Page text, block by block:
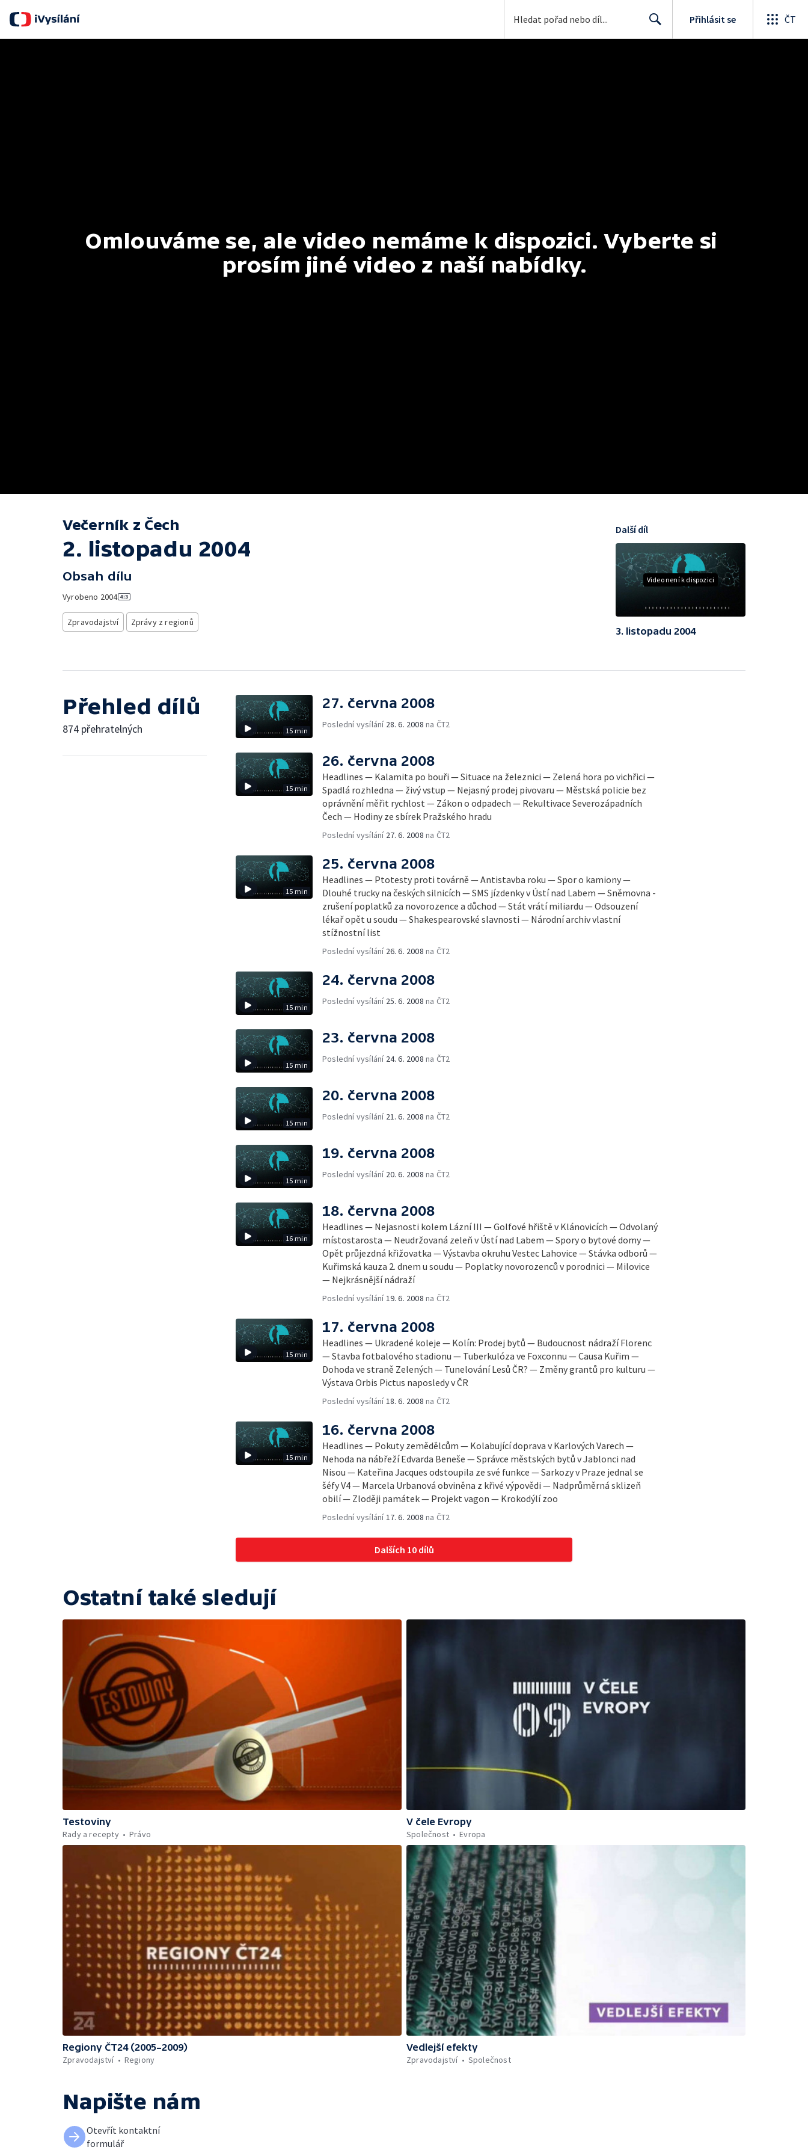
Přihlásit se ČT
Omlouváme se, ale video nemáme k dispozici. Vyberte si
prosím jiné video z naší nabídky.
Večerník z Čech
2. listopadu 2004
Obsah dílu
Vyrobeno 2004
Zpravodajství Zprávy z regionů
Video není k dispozici
Další díl
3. listopadu 2004
Přehled dílů
874 přehratelných 15 min
27. června 2008
Poslední vysílání 28. 6. 2008 na ČT2
15 min
26. června 2008
Headlines — Kalamita po bouři — Situace na železnici — Zelená hora po vichřici —
Spadlá rozhledna — živý vstup — Nejasný prodej pivovaru — Městská policie bez
oprávnění měřit rychlost — Zákon o odpadech — Rekultivace Severozápadních
Čech — Hodiny ze sbírek Pražského hradu
Poslední vysílání 27. 6. 2008 na ČT2
15 min
25. června 2008
Headlines — Ptotesty proti továrně — Antistavba roku — Spor o kamiony —
Dlouhé trucky na českých silnicích — SMS jízdenky v Ústí nad Labem — Sněmovna -
zrušení poplatků za novorozence a důchod — Stát vrátí miliardu — Odsouzení
lékař opět u soudu — Shakespearovské slavnosti — Národní archiv vlastní
stížnostní list
Poslední vysílání 26. 6. 2008 na ČT2
15 min
24. června 2008
Poslední vysílání 25. 6. 2008 na ČT2
15 min
23. června 2008
Poslední vysílání 24. 6. 2008 na ČT2
15 min
20. června 2008
Poslední vysílání 21. 6. 2008 na ČT2
15 min
19. června 2008
Poslední vysílání 20. 6. 2008 na ČT2
16 min
18. června 2008
Headlines — Nejasnosti kolem Lázní III — Golfové hřiště v Klánovicích — Odvolaný
místostarosta — Neudržovaná zeleň v Ústí nad Labem — Spory o bytové domy —
Opět průjezdná křižovatka — Výstavba okruhu Vestec Lahovice — Stávka odborů —
Kuřimská kauza 2. dnem u soudu — Poplatky novorozenců v porodnici — Milovice
— Nejkrásnější nádraží
Poslední vysílání 19. 6. 2008 na ČT2
15 min
17. června 2008
Headlines — Ukradené koleje — Kolín: Prodej bytů — Budoucnost nádraží Florenc
— Stavba fotbalového stadionu — Tuberkulóza ve Foxconnu — Causa Kuřim —
Dohoda ve straně Zelených — Tunelování Lesů ČR? — Změny grantů pro kulturu —
Výstava Orbis Pictus naposledy v ČR
Poslední vysílání 18. 6. 2008 na ČT2
15 min
16. června 2008
Headlines — Pokuty zemědělcům — Kolabující doprava v Karlových Varech —
Nehoda na nábřeží Edvarda Beneše — Správce městských bytů v Jablonci nad
Nisou — Kateřina Jacques odstoupila ze své funkce — Sarkozy v Praze jednal se
šéfy V4 — Marcela Urbanová obviněna z křivé výpovědi — Nadprůměrná sklizeň
obilí — Zloději památek — Projekt vagon — Krokodýlí zoo
Poslední vysílání 17. 6. 2008 na ČT2
Dalších 10 dílů
Ostatní také sledují
Testoviny
Rady a recepty
Právo
V čele Evropy
Společnost
Evropa
Regiony ČT24 (2005–2009)
Zpravodajství
Regiony
Vedlejší efekty
Zpravodajství
Společnost
Napište nám
Otevřít kontaktní
formulář